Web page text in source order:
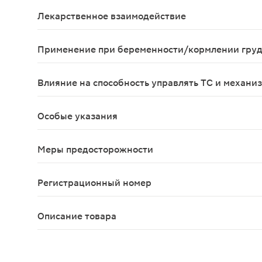
Лекарственное взаимодействие
Применение при беременности/кормлении
Влияние на способность управлять ТС и
Особые указания
Меры предосторожности
Регистрационный номер
Описание товара